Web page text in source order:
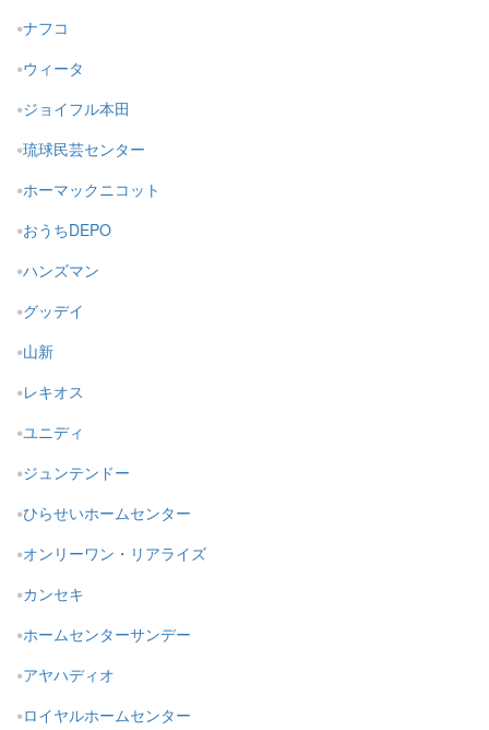
ナフコ
ウィータ
ジョイフル本田
琉球民芸センター
ホーマックニコット
おうちDEPO
ハンズマン
グッデイ
山新
レキオス
ユニディ
ジュンテンドー
ひらせいホームセンター
オンリーワン・リアライズ
カンセキ
ホームセンターサンデー
アヤハディオ
ロイヤルホームセンター